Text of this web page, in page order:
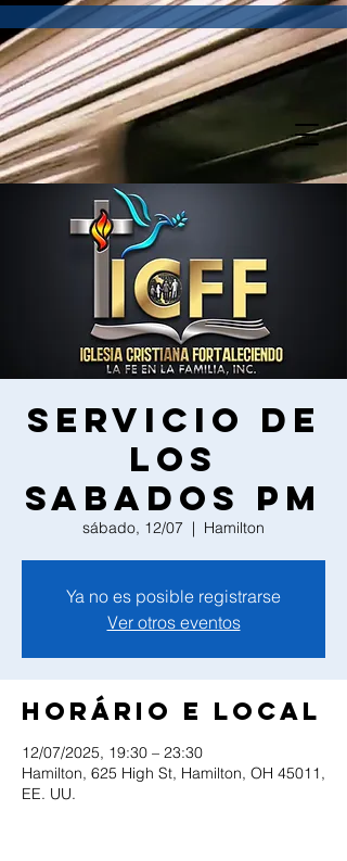
Servicio de
los
Sabados PM
sábado, 12/07
  |
Hamilton
Ya no es posible registrarse
Ver otros eventos
Horário e local
12/07/2025, 19:30 – 23:30
Hamilton, 625 High St, Hamilton, OH 45011,
EE. UU.